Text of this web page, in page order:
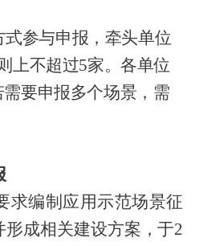
式参与申报，牵头单位
上不超过5家。各单位
要申报多个场景，需
求编制应用示范场景征
成相关建设方案，于2